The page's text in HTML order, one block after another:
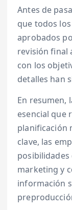
Antes de
que todos
aprobados
revisión final
con los
detalles han
En resumen,
esencial que
planificación
clave, las
posibilidades
marketing y
información